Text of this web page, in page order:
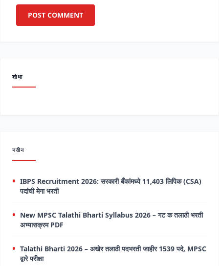
शोधा
नवीन
IBPS Recruitment 2026: सरकारी बँकांमध्ये 11,403 लिपिक (CSA)
पदांची मेगा भरती
New MPSC Talathi Bharti Syllabus 2026 – गट क तलाठी भरती
अभ्यासक्रम PDF
Talathi Bharti 2026 – अखेर तलाठी पदभरती जाहीर 1539 पदे, MPSC
द्वारे परीक्षा